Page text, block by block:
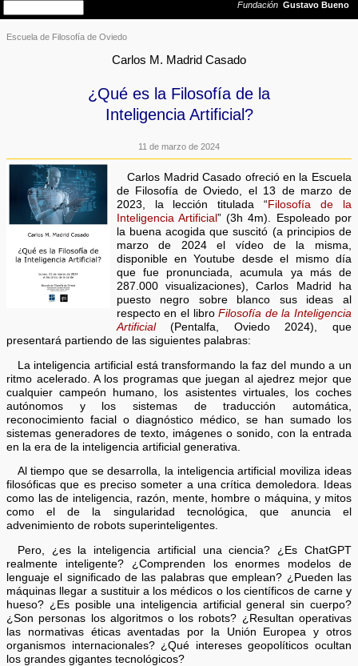
Escuela de Filosofía de Oviedo
Carlos M. Madrid Casado
¿Qué es la Filosofía de la
Inteligencia Artificial?
11 de marzo de 2024
Carlos Madrid Casado ofreció en la Escuela
de Filosofía de Oviedo, el 13 de marzo de
2023, la lección titulada “Filosofía de la
Inteligencia Artificial” (3h 4m). Espoleado por
la buena acogida que suscitó (a principios de
marzo de 2024 el vídeo de la misma,
disponible en Youtube desde el mismo día
que fue pronunciada, acumula ya más de
287.000 visualizaciones), Carlos Madrid ha
puesto negro sobre blanco sus ideas al
respecto en el libroFilosofía de la Inteligencia
Artificial(Pentalfa, Oviedo 2024), que
presentará partiendo de las siguientes palabras:
La inteligencia artificial está transformando la faz del mundo a un
ritmo acelerado. A los programas que juegan al ajedrez mejor que
cualquier campeón humano, los asistentes virtuales, los coches
autónomos y los sistemas de traducción automática,
reconocimiento facial o diagnóstico médico, se han sumado los
sistemas generadores de texto, imágenes o sonido, con la entrada
en la era de la inteligencia artificial generativa.
Al tiempo que se desarrolla, la inteligencia artificial moviliza ideas
filosóficas que es preciso someter a una crítica demoledora. Ideas
como las de inteligencia, razón, mente, hombre o máquina, y mitos
como el de la singularidad tecnológica, que anuncia el
advenimiento de robots superinteligentes.
Pero, ¿es la inteligencia artificial una ciencia? ¿Es ChatGPT
realmente inteligente? ¿Comprenden los enormes modelos de
lenguaje el significado de las palabras que emplean? ¿Pueden las
máquinas llegar a sustituir a los médicos o los científicos de carne y
hueso? ¿Es posible una inteligencia artificial general sin cuerpo?
¿Son personas los algoritmos o los robots? ¿Resultan operativas
las normativas éticas aventadas por la Unión Europea y otros
organismos internacionales? ¿Qué intereses geopolíticos ocultan
los grandes gigantes tecnológicos?